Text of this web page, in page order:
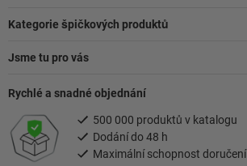
Kategorie špičkových produktů
Jsme tu pro vás
Rychlé a snadné objednání
500 000 produktů v katalogu
Dodání do 48 h
Maximální schopnost doručení